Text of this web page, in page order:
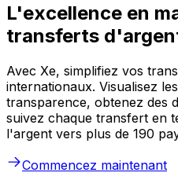
L'excellence en
transferts
Avec Xe, simplifiez vos
internationaux. Visualisez
transparence, obtenez des
suivez chaque transfert en
l'argent vers plus de 190
Commencez maintenant